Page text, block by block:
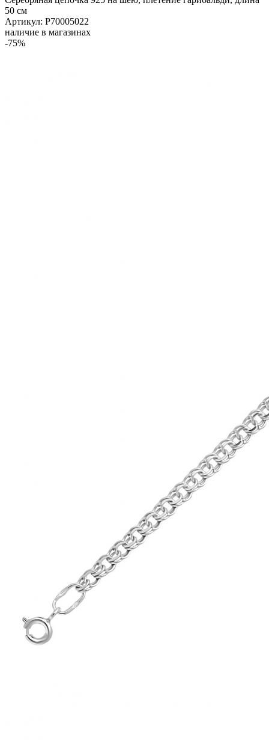
50 см
Артикул: Р70005022
наличие в магазинах
-75%